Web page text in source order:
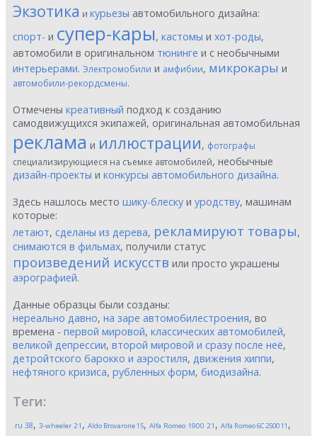
Экзотика и курьезы автомобильного дизайна:
спорт- и супер-кары, кастомы и хот-роды,
автомобили в оригинальном тюнинге и с необычными
интерьерами. Электромобили и амфибии, микрокары и
автомобили-рекордсмены.
Отмечены креативный подход к созданию
самодвижущихся экипажей, оригинальная автомобильная
реклама и иллюстрации, фотографы
специализирующиеся на съемке автомобилей, необычные
дизайн-проекты и конкурсы автомобильного дизайна.
Здесь нашлось место шику-блеску и уродству, машинам
которые:
летают, сделаны из дерева, рекламируют товары,
снимаются в фильмах, получили статус
произведений искусств или просто украшены
аэрографией.
Данные образцы были созданы:
нереально давно, на заре автомобилестроения, во
времена - первой мировой, классических автомобилей,
великой депрессии, второй мировой и сразу после неё,
детройтского барокко и аэростиля, движения хиппи,
нефтяного кризиса, рубленных форм, биодизайна.
Теги:
.ru 38, 3-wheeler 21 , Aldo Brovarone15, Alfa Romeo 1900 21 , Alfa Romeo 6C 250011 ,